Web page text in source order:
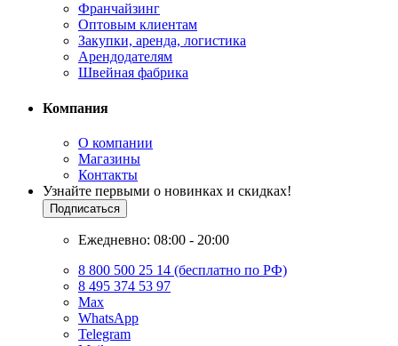
Франчайзинг
Оптовым клиентам
Закупки, аренда, логистика
Арендодателям
Швейная фабрика
Компания
О компании
Магазины
Контакты
Узнайте первыми о новинках и скидках!
Подписаться
Ежедневно: 08:00 - 20:00
8 800 500 25 14 (бесплатно по РФ)
8 495 374 53 97
Max
WhatsApp
Telegram